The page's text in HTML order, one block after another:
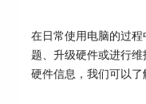
在日常使用电脑的过
题、升级硬件或进行
硬件信息，我们可以了
信息，从而更好地了